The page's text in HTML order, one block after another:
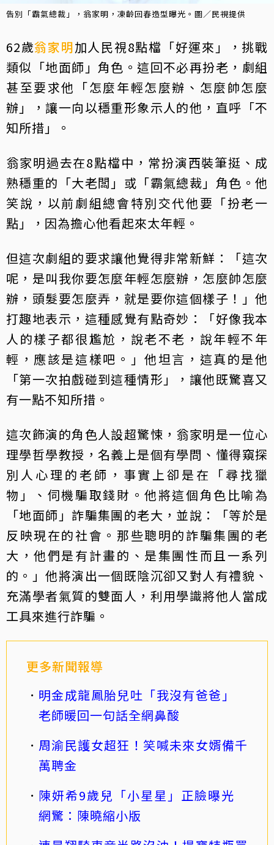
告別「霸氣總裁」，翁家明，凍齡回春造型曝光。圖／民視提供
62歲翁家明加人民視8點檔「好運來」，挑戰
類似「地面師」角色。這回不必再扮老，劇組
甚至要求他「怎麼年輕怎麼辦、怎麼帥怎麼
辦」，讓一向以穩重形象示人的他，直呼「不
知所措」。
翁家明過去在8點檔中，常扮演西裝筆挺、成
熟穩重的「大老闆」或「霸氣總裁」角色。他
笑說，以前劇組總會特別交代他要「扮老一
點」，因為擔心他看起來太年輕。
但這次劇組的要求讓他覺得非常新鮮：「這次
呢，是叫我你要怎麼年輕怎麼辦，怎麼帥怎麼
辦，頭髮要怎麼弄，就是要你這個樣子！」他
打趣地表示，這種感覺有點奇妙：「好像我本
人的樣子都很尷尬，說老不老，說年輕不年
輕，應該是這樣吧。」他坦言，這真的是他
「第一次拍戲碰到這種情形」，讓他既驚喜又
有一點不知所措。
這次飾演的角色人設超驚悚，翁家明是一位心
理學哲學教授，名義上是個有學問、懂得窺探
別人心理的老師，事實上卻是在「尋找獵
物」、伺機騙取錢財。他將這個角色比喻為
「地面師」詐騙集團的老大，並說：「等於是
反映現在的社會。那些聰明的詐騙集團的老
大，他們是有計畫的、是集團性而且一系列
的。」他將演出一個既陰沉卻又對人有禮貌、
充滿學者氣質的雙面人，利用學識將他人當成
工具來進行詐騙。
更多新聞報導
明金成龍鳳胎兒吐「我沒有爸爸」
老師暖回一句話全網鼻酸
周渝民護女超狂！笑喊未來女婿備千
萬聘金
陳妍希9歲兒「小星星」正臉曝光
網驚：陳曉縮小版